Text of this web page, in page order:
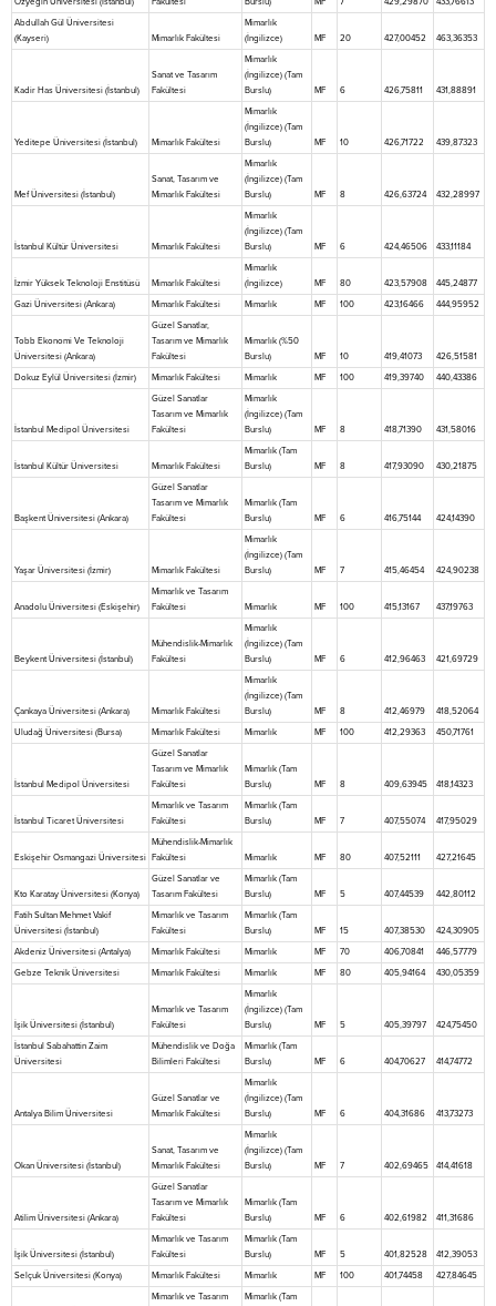
Abdullah Gül Üniversitesi
(Kayseri)
Mimarlık Fakültesi
Mimarlık
(İngilizce)
MF 20 427,00452 463,36353
Kadir Has Üniversitesi (İstanbul)
Sanat ve Tasarım
Fakültesi
Mimarlık
(İngilizce) (Tam
Burslu)
MF 6 426,75811 431,88891
Yeditepe Üniversitesi (İstanbul) Mimarlık Fakültesi
Mimarlık
(İngilizce) (Tam
Burslu)
MF 10 426,71722 439,87323
Mef Üniversitesi (İstanbul)
Sanat, Tasarım ve
Mimarlık Fakültesi
Mimarlık
(İngilizce) (Tam
Burslu)
MF 8 426,63724 432,28997
İstanbul Kültür Üniversitesi Mimarlık Fakültesi
Mimarlık
(İngilizce) (Tam
Burslu)
MF 6 424,46506 433,11184
İzmir Yüksek Teknoloji Enstitüsü Mimarlık Fakültesi
Mimarlık
(İngilizce)
MF 80 423,57908 445,24877
Gazi Üniversitesi (Ankara) Mimarlık Fakültesi Mimarlık MF 100 423,16466 444,95952
Tobb Ekonomi Ve Teknoloji
Üniversitesi (Ankara)
Güzel Sanatlar,
Tasarım ve Mimarlık
Fakültesi
Mimarlık (%50
Burslu)
MF 10 419,41073 426,51581
Dokuz Eylül Üniversitesi (İzmir) Mimarlık Fakültesi Mimarlık MF 100 419,39740 440,43386
İstanbul Medipol Üniversitesi
Güzel Sanatlar
Tasarım ve Mimarlık
Fakültesi
Mimarlık
(İngilizce) (Tam
Burslu)
MF 8 418,71390 431,58016
İstanbul Kültür Üniversitesi Mimarlık Fakültesi
Mimarlık (Tam
Burslu)
MF 8 417,93090 430,21875
Başkent Üniversitesi (Ankara)
Güzel Sanatlar
Tasarım ve Mimarlık
Fakültesi
Mimarlık (Tam
Burslu)
MF 6 416,75144 424,14390
Yaşar Üniversitesi (İzmir) Mimarlık Fakültesi
Mimarlık
(İngilizce) (Tam
Burslu)
MF 7 415,46454 424,90238
Anadolu Üniversitesi (Eskişehir)
Mimarlık ve Tasarım
Fakültesi
Mimarlık MF 100 415,13167 437,19763
Beykent Üniversitesi (İstanbul)
Mühendislik-Mimarlık
Fakültesi
Mimarlık
(İngilizce) (Tam
Burslu)
MF 6 412,96463 421,69729
Çankaya Üniversitesi (Ankara) Mimarlık Fakültesi
Mimarlık
(İngilizce) (Tam
Burslu)
MF 8 412,46979 418,52064
Uludağ Üniversitesi (Bursa) Mimarlık Fakültesi Mimarlık MF 100 412,29363 450,71761
İstanbul Medipol Üniversitesi
Güzel Sanatlar
Tasarım ve Mimarlık
Fakültesi
Mimarlık (Tam
Burslu)
MF 8 409,63945 418,14323
İstanbul Ticaret Üniversitesi
Mimarlık ve Tasarım
Fakültesi
Mimarlık (Tam
Burslu)
MF 7 407,55074 417,95029
Eskişehir Osmangazi Üniversitesi
Mühendislik-Mimarlık
Fakültesi
Mimarlık MF 80 407,52111 427,21645
Kto Karatay Üniversitesi (Konya)
Güzel Sanatlar ve
Tasarım Fakültesi
Mimarlık (Tam
Burslu)
MF 5 407,44539 442,80112
Fatih Sultan Mehmet Vakif
Üniversitesi (İstanbul)
Mimarlık ve Tasarım
Fakültesi
Mimarlık (Tam
Burslu)
MF 15 407,38530 424,30905
Akdeniz Üniversitesi (Antalya) Mimarlık Fakültesi Mimarlık MF 70 406,70841 446,57779
Gebze Teknik Üniversitesi Mimarlık Fakültesi Mimarlık MF 80 405,94164 430,05359
İşik Üniversitesi (İstanbul)
Mimarlık ve Tasarım
Fakültesi
Mimarlık
(İngilizce) (Tam
Burslu)
MF 5 405,39797 424,75450
İstanbul Sabahattin Zaim
Üniversitesi
Mühendislik ve Doğa
Bilimleri Fakültesi
Mimarlık (Tam
Burslu)
MF 6 404,70627 414,74772
Antalya Bilim Üniversitesi
Güzel Sanatlar ve
Mimarlık Fakültesi
Mimarlık
(İngilizce) (Tam
Burslu)
MF 6 404,31686 413,73273
Okan Üniversitesi (İstanbul)
Sanat, Tasarım ve
Mimarlık Fakültesi
Mimarlık
(İngilizce) (Tam
Burslu)
MF 7 402,69465 414,41618
Atilim Üniversitesi (Ankara)
Güzel Sanatlar
Tasarım ve Mimarlık
Fakültesi
Mimarlık (Tam
Burslu)
MF 6 402,61982 411,31686
İşik Üniversitesi (İstanbul)
Mimarlık ve Tasarım
Fakültesi
Mimarlık (Tam
Burslu)
MF 5 401,82528 412,39053
Selçuk Üniversitesi (Konya) Mimarlık Fakültesi Mimarlık MF 100 401,74458 427,84645
Mimarlık ve Tasarım
Mimarlık (Tam